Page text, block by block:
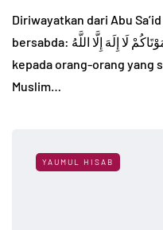
Diriwayatkan dari Abu
bersabda: لَقُنُوا مَوْتَاكُمْ لَا إِلَهَ إِلَّا اللَّهُ “Talqinkan la ilaha illallah
kepada orang-orang yang
Muslim…
YAUMUL HISAB